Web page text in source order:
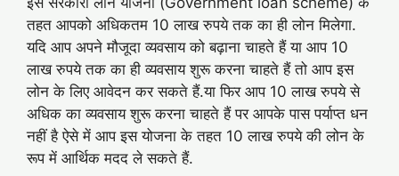
तहत आपको अधिकतम 10 लाख रुपये तक का ही लोन मिलेगा.
यदि आप अपने मौजूदा व्यवसाय को बढ़ाना चाहते हैं या आप 10
लाख रुपये तक का ही व्यवसाय शुरू करना चाहते हैं तो आप इस
लोन के लिए आवेदन कर सकते हैं.या फिर आप 10 लाख रुपये से
अधिक का व्यवसाय शुरू करना चाहते हैं पर आपके पास पर्याप्त धन
नहीं है ऐसे में आप इस योजना के तहत 10 लाख रुपये की लोन के
रूप में आर्थिक मदद ले सकते हैं.